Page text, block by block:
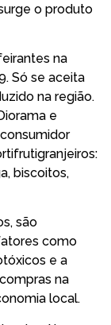
o produto
na
Só se aceita
na região.
e
biscoitos,
são
como
e a
na
local.